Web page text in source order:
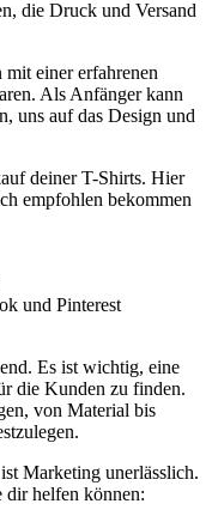
die Druck und Versand
‌einer erfahrenen
Als Anfänger kann
uns auf das Design ⁢und
deiner ‍T-Shirts. Hier
empfohlen bekommen⁢
und‌ Pinterest
Es ist wichtig, eine
die Kunden ⁢zu ‌finden.
von Material⁤ bis
Marketing unerlässlich.
dir helfen können: